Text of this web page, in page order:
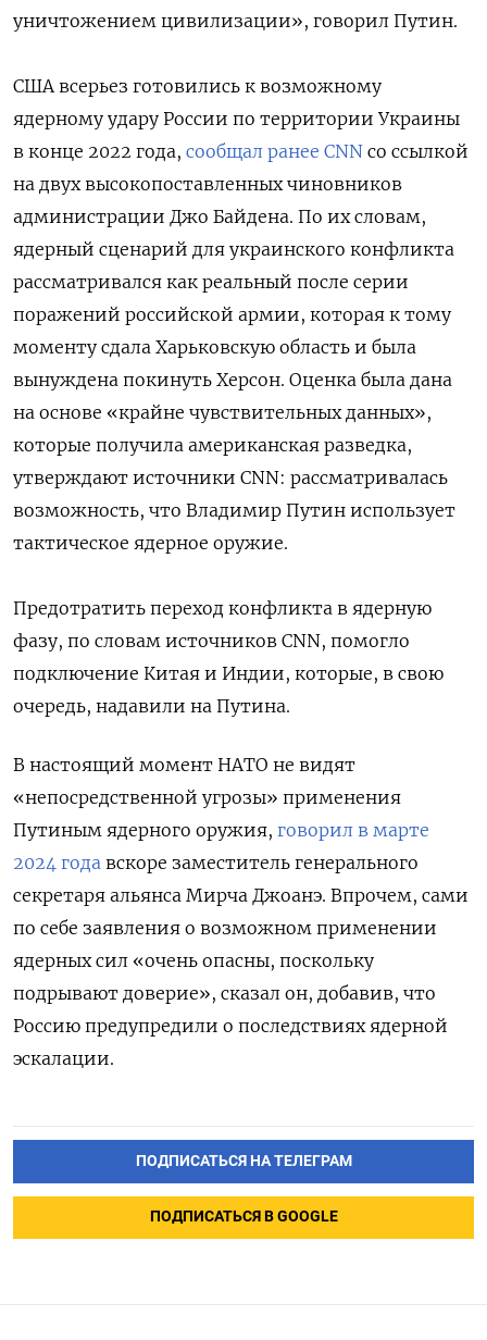
уничтожением цивилизации», говорил Путин.
США всерьез готовились к возможному
ядерному удару России по территории Украины
в конце 2022 года, сообщал ранее CNN со ссылкой
на двух высокопоставленных чиновников
администрации Джо Байдена. По их словам,
ядерный сценарий для украинского конфликта
рассматривался как реальный после серии
поражений российской армии, которая к тому
моменту сдала Харьковскую область и была
вынуждена покинуть Херсон. Оценка была дана
на основе «крайне чувствительных данных»,
которые получила американская разведка,
утверждают источники CNN: рассматривалась
возможность, что Владимир Путин использует
тактическое ядерное оружие.
Предотратить переход конфликта в ядерную
фазу, по словам источников CNN, помогло
подключение Китая и Индии, которые, в свою
очередь, надавили на Путина.
В настоящий момент НАТО не видят
«непосредственной угрозы» применения
Путиным ядерного оружия, говорил в марте
2024 года вскоре заместитель генерального
секретаря альянса Мирча Джоанэ. Впрочем, сами
по себе заявления о возможном применении
ядерных сил «очень опасны, поскольку
подрывают доверие», сказал он, добавив, что
Россию предупредили о последствиях ядерной
эскалации.
ПОДПИСАТЬСЯ НА ТЕЛЕГРАМ
ПОДПИСАТЬСЯ В GOOGLE